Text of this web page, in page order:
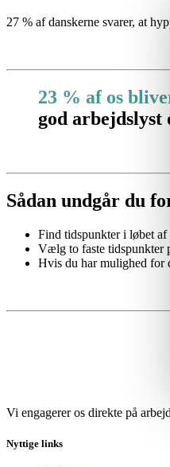
27 % af danskerne svarer, at
23 % af os
god arbejdslyst
Sådan undgår du
Find tidspunkter i løbet
Vælg to faste tidspunkter
Hvis du har mulighed for
Vi engagerer os direkte på
Nyttige links